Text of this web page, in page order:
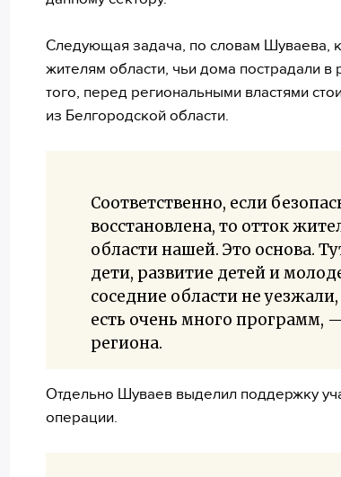
Следующая задача, по словам Шуваева,
жителям области, чьи дома пострадали в
того, перед региональными властями
из Белгородской области.
Соответственно, если
восстановлена, то отток
области нашей. Это основа.
дети, развитие детей и
соседние области не
есть очень много программ,
региона.
Отдельно Шуваев выделил поддержку
операции.